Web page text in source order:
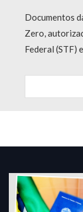
Documentos
Zero,
Federal (STF)